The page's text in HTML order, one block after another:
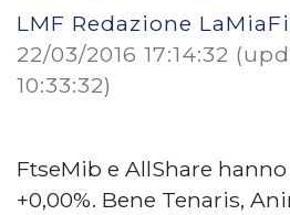
LMF Redazione
22/03/2016 17:14:32
10:33:32)
FtseMib e AllShare
+0,00%. Bene Tenaris,